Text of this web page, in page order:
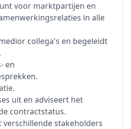
voor marktpartijen en
in alle
collega's en begeleidt
en
uit en adviseert het
contractstatus.
verschillende stakeholders